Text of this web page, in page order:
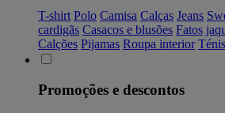
T-shirt Polo Camisa Calças Jeans
cardigãs Casacos e blusões Fatos
Calções Pijamas Roupa interior
Promoções e descontos